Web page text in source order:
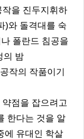
을 진두지휘하
)와 돌격대를 숙
폴란드 침공을
의 밤
작의 작품이기
한다는 것을 알
에 유대인 학살